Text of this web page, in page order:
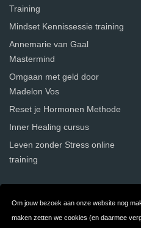
Om jouw bezoek aan onze website nog
maken zetten we cookies (en daarmee
Training
Mindset Kennissessie training
Annemarie van Gaal
Mastermind
Omgaan met geld door
Madelon Vos
Reset je Hormonen Methode
Inner Healing cursus
Leven zonder Stress online
training
Contact